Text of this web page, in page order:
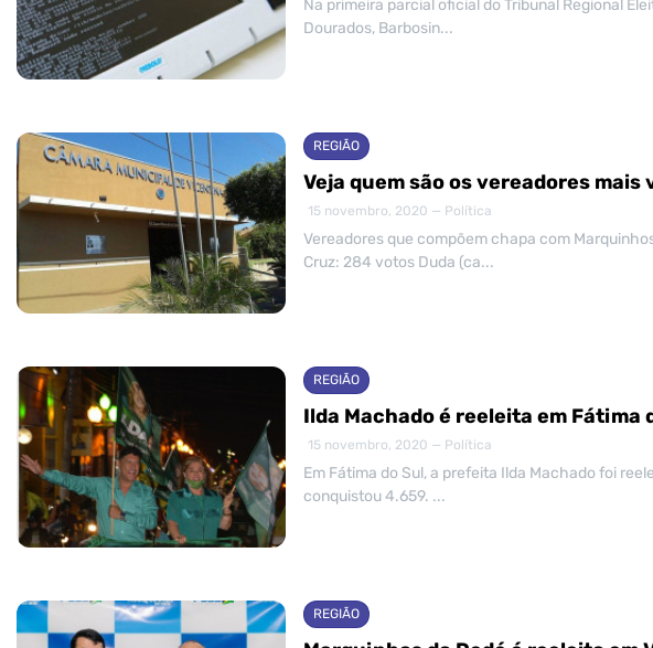
Na primeira parcial oficial do Tribunal Regional
Dourados, Barbosin...
REGIÃO
Veja quem são os vereadores
15 novembro, 2020 — Política
Vereadores que compõem chapa com
Cruz: 284 votos Duda (ca...
REGIÃO
Ilda Machado é reeleita em Fátima
15 novembro, 2020 — Política
Em Fátima do Sul, a prefeita Ilda Machado foi
conquistou 4.659. ...
REGIÃO